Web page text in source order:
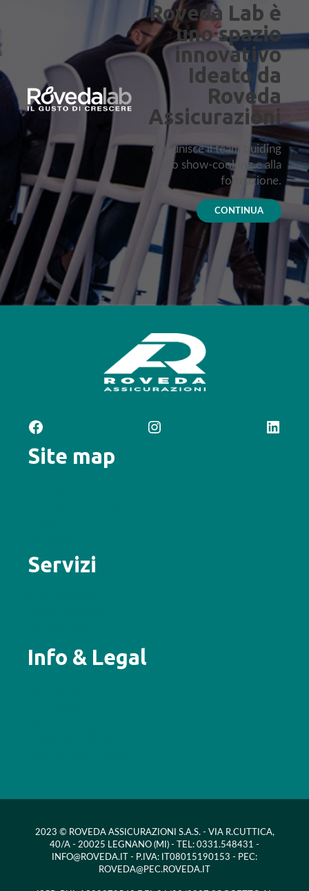
Roveda Lab è
uno spazio
innovativo
Ideato da
Roveda
Assicurazioni
che unisce il team buiding
allo show-cooking e alla
formazione.
CONTINUA
Facebook Instagram LinkedIn
Site map
Servizi
Info & Legal
2023 © ROVEDA ASSICURAZIONI S.A.S. - VIA R.CUTTICA,
40/A - 20025 LEGNANO (MI) - TEL: 0331.548431 -
INFO@ROVEDA.IT - P.IVA: IT08015190153 - PEC:
ROVEDA@PEC.ROVEDA.IT